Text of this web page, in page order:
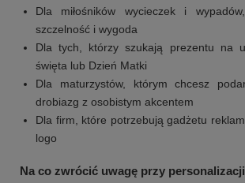
Dla miłośników wycieczek i
szczelność i wygoda
Dla tych, którzy szukają prezentu na
święta lub Dzień Matki
Dla maturzystów, którym chcesz
drobiazg z osobistym akcentem
Dla firm, które potrzebują gadżetu
logo
Na co zwrócić uwagę przy